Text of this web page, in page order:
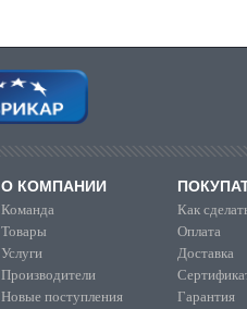
О КОМПАНИИ
Команда
Товары
Услуги
Производители
Новые поступления
Как
Оплата
Доставка
Гарантия